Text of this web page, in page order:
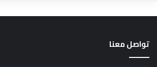
تواصل معنا